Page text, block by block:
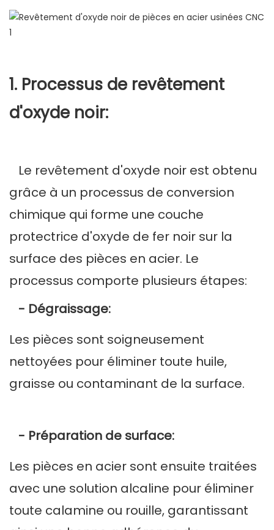
1. Processus de revêtement
d'oxyde noir:
Le revêtement d'oxyde noir est obtenu
grâce à un processus de conversion
chimique qui forme une couche
protectrice d'oxyde de fer noir sur la
surface des pièces en acier. Le
processus comporte plusieurs étapes:
- Dégraissage:
Les pièces sont soigneusement
nettoyées pour éliminer toute huile,
graisse ou contaminant de la surface.
- Préparation de surface:
Les pièces en acier sont ensuite traitées
avec une solution alcaline pour éliminer
toute calamine ou rouille, garantissant